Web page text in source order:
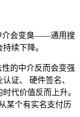
介会变臭——通用搜
续下降。
的中介反而会变强
证、 硬件签名、
代价值反而上升。
某个有实名支付历